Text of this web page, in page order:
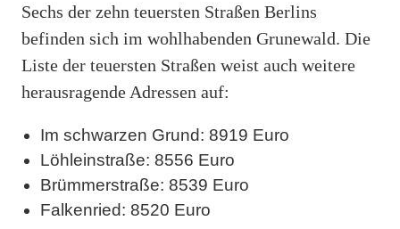
Sechs der zehn teuersten Straßen Berlins
befinden sich im wohlhabenden Grunewald. Die
Liste der teuersten Straßen weist auch weitere
herausragende Adressen auf:
Im schwarzen Grund: 8919 Euro
Löhleinstraße: 8556 Euro
Brümmerstraße: 8539 Euro
Falkenried: 8520 Euro